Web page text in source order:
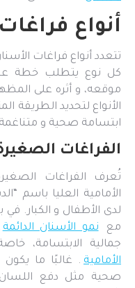
أنواع
تتعدد أنواع فراغات
كل نوع يتطلب خطة
موقعه، و أثره على
الأنواع لتحديد الطريقة
ابتسامة صحية و
الفراغات
تُعرف الفراغات
الأمامية العليا باسم
لدى الأطفال و الكبار.
مع
نمو الأسنان الدائمة
جمالية الابتسامة،
الأمامية . غالبًا ما يكون
صحية مثل دفع اللسان